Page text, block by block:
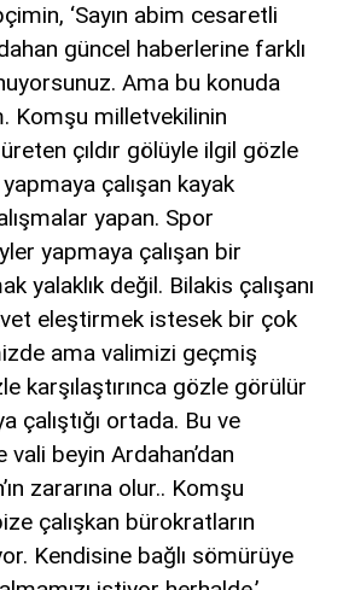
‘Sayın abim cesaretli
güncel haberlerine farklı
Ama bu konuda
Komşu milletvekilinin
çıldır gölüyle ilgil gözle
çalışan kayak
yapan. Spor
yapmaya çalışan bir
yalaklık değil. Bilakis çalışanı
eleştirmek istesek bir çok
ama valimizi geçmiş
karşılaştırınca gözle görülür
çalıştığı ortada. Bu ve
beyin Ardahan’dan
zararına olur.. Komşu
çalışkan bürokratların
Kendisine bağlı sömürüye